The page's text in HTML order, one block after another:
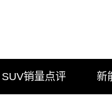
SUV销量点评 新